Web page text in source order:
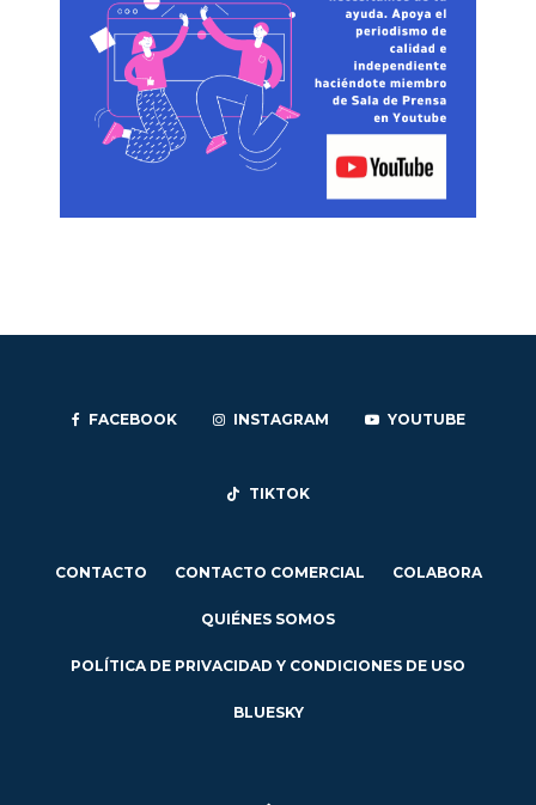
FACEBOOK INSTAGRAM YOUTUBE
TIKTOK
CONTACTO CONTACTO COMERCIAL COLABORA
QUIÉNES SOMOS
POLÍTICA DE PRIVACIDAD Y CONDICIONES DE USO
BLUESKY